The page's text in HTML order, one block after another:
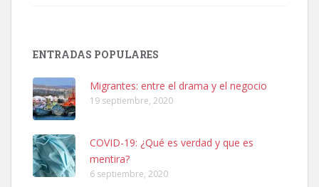
Leales.org » Gran Canaria
ENTRADAS POPULARES
Migrantes: entre el drama y el negocio
19 septiembre, 2020
COVID-19: ¿Qué es verdad y que es
mentira?
6 septiembre, 2020